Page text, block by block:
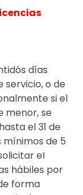
días
servicio, o de
si el
menor, se
el 31 de
mínimos de 5
eI
hábiles por
forma